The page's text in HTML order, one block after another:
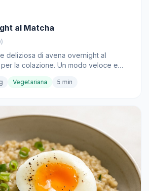
al Matcha
deliziosa di avena overnight al
la colazione. Un modo veloce e
Vegetariana 5 min